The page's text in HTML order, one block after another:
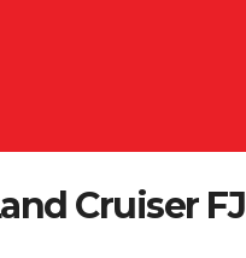
Cruiser FJ